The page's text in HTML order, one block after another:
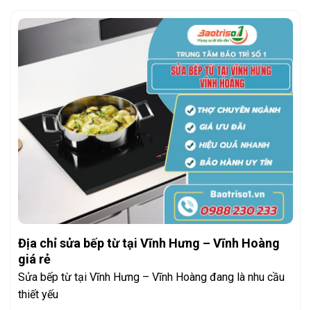
Địa chỉ sửa bếp từ tại Vĩnh Hưng – Vĩnh Hoàng
giá rẻ
Sửa bếp từ tại Vĩnh Hưng – Vĩnh Hoàng đang là nhu cầu
thiết yếu